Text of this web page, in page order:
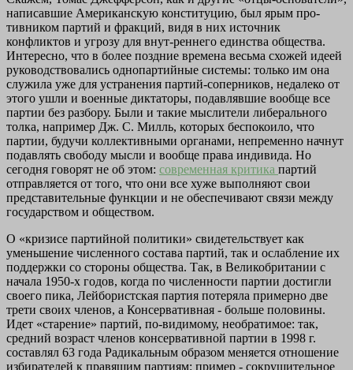
написавшие Американскую конституцию, был ярым про-
тивником партий и фракций, видя в них источник
конфликтов и угрозу для внут-реннего единства общества.
Интересно, что в более поздние времена весьма схожей идеей
руководствовались однопартийные системы: только им она
служила уже для устранения партий-соперников, недалеко от
этого ушли и военные диктаторы, подавлявшие вообще все
партии без разбору. Были и такие мыслители либерального
толка, например Дж. С. Милль, которых беспокоило, что
партии, будучи коллективными органами, непременно начнут
подавлять свободу мысли и вообще права индивида. Но
сегодня говорят не об этом: современная критика партий
отправляется от того, что они все хуже выполняют свои
представительные функции и не обеспечивают связи между
государством и обществом.
О «кризисе партийной политики» свидетельствует как
уменьшение численного состава партий, так и ослабление их
поддержки со стороны общества. Так, в Великобритании с
начала 1950-х годов, когда по численности партии достигли
своего пика, Лейбористская партия потеряла примерно две
трети своих членов, а Консервативная - больше половины.
Идет «старение» партий, по-видимому, необратимое: так,
средний возраст членов консервативной партии в 1998 г.
составлял 63 года Радикальным образом меняется отношение
избирателей к правящим партиям: пример - сокрушительное